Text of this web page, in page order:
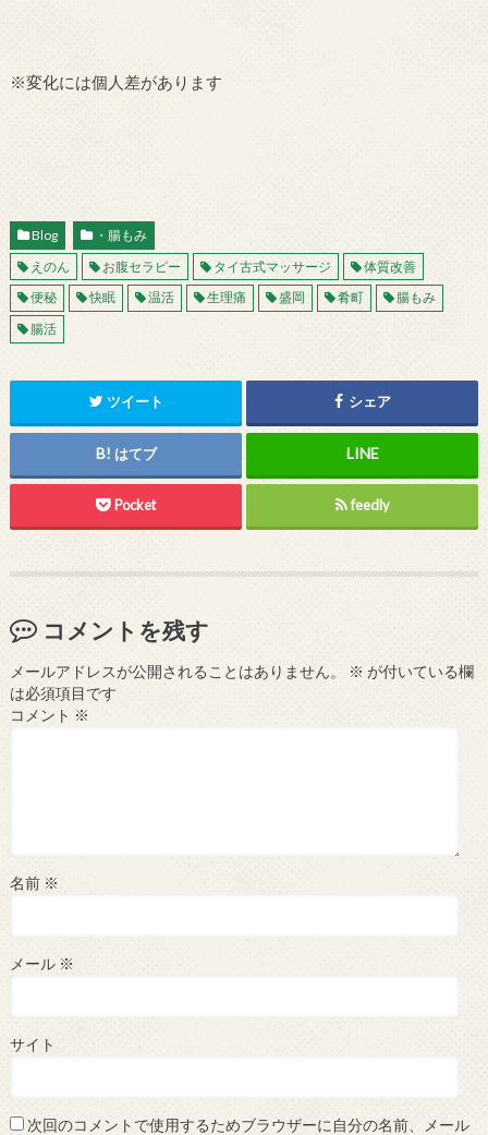
※変化には個人差があります
Blog
・腸もみ
えのん
お腹セラピー タイ古式マッサージ
体質改善
便秘
快眠 温活 生理痛 盛岡 肴町
腸もみ
腸活
ツイート シェア
はてブ
Pocket feedly
コメントを残す
メールアドレスが公開されることはありません。 ※ が付いている欄
は必須項目です
コメント ※
名前 ※
メール ※
サイト
次回のコメントで使用するためブラウザーに自分の名前、メール